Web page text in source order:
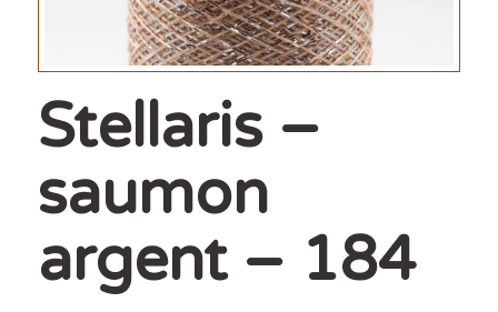
Stellaris –
saumon
argent – 184